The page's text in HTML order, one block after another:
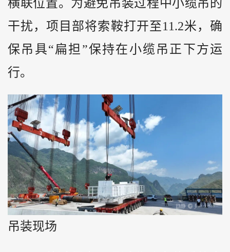
横联位置。为避免吊装过程中小缆吊的
干扰，项目部将索鞍打开至11.2米，确
保吊具“扁担”保持在小缆吊正下方运
行。
吊装现场